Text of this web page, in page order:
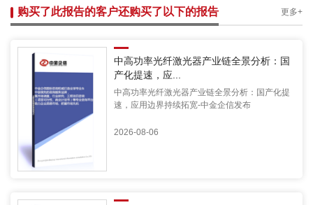
购买了此报告的客户还购买了以下的报告 更多+
中高功率光纤激光器产业链全景分析：国
产化提速，应...
中高功率光纤激光器产业链全景分析：国产化提
速，应用边界持续拓宽-中金企信发布
2026-08-06